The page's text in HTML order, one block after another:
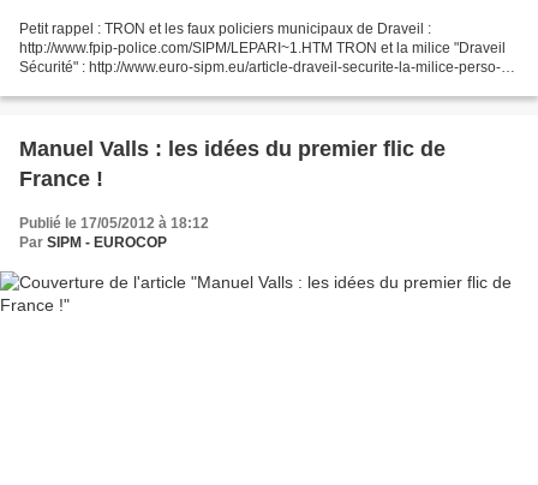
Petit rappel : TRON et les faux policiers municipaux de Draveil :
http://www.fpip-police.com/SIPM/LEPARI~1.HTM TRON et la milice "Draveil
Sécurité" : http://www.euro-sipm.eu/article-draveil-securite-la-milice-perso-
Manuel Valls : les idées du premier flic de
France !
Publié le 17/05/2012 à 18:12
Par SIPM - EUROCOP